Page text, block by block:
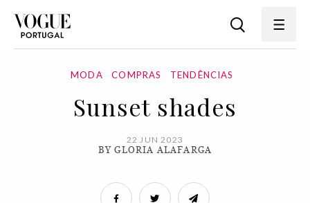
MODA COMPRAS TENDÊNCIAS
Sunset shades
22 JUN 2023
BY GLORIA ALAFARGA